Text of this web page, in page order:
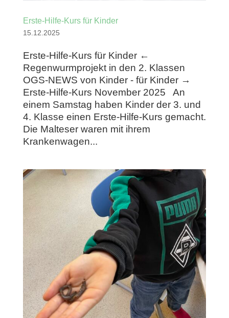
Erste-Hilfe-Kurs für Kinder
15.12.2025
Erste-Hilfe-Kurs für Kinder ←
Regenwurmprojekt in den 2. Klassen
OGS-NEWS von Kinder - für Kinder →
Erste-Hilfe-Kurs November 2025 An
einem Samstag haben Kinder der 3. und
4. Klasse einen Erste-Hilfe-Kurs gemacht.
Die Malteser waren mit ihrem
Krankenwagen...